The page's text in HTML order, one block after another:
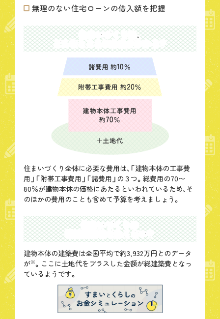
無理のない住宅ローンの借入額を把握
住まいづくりは、
どんなところにお金がかかる？
住まいづくり全体に必要な費用は、「建物本体の工事費
用」「附帯工事費用」「諸費用」の３つ。総費用の70〜
80％が建物本体の価格にあたるといわれているため、そ
のほかの費用のことも含めて予算を考えましょう。
住まいづくりの
総建築費はどれくらい？
建物本体の建築費は全国平均で約3,932万円とのデータ
が※。ここに土地代をプラスした金額が総建築費となっ
ているようです。